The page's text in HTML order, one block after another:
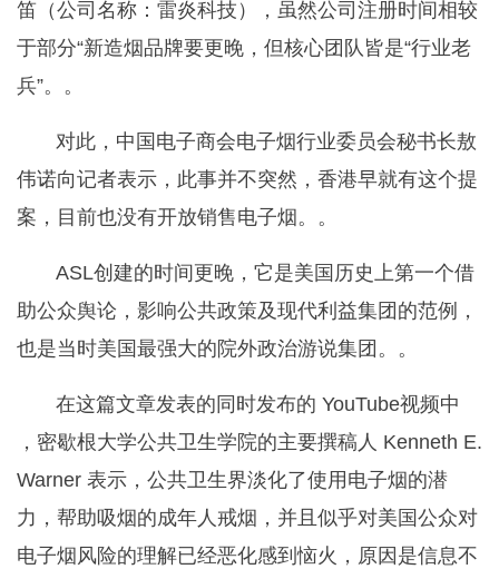
笛（公司名称：雷炎科技），虽然公司注册时间相较
于部分“新造烟品牌要更晚，但核心团队皆是“行业老
兵”。。
对此，中国电子商会电子烟行业委员会秘书长敖
伟诺向记者表示，此事并不突然，香港早就有这个提
案，目前也没有开放销售电子烟。。
ASL创建的时间更晚，它是美国历史上第一个借
助公众舆论，影响公共政策及现代利益集团的范例，
也是当时美国最强大的院外政治游说集团。。
在这篇文章发表的同时发布的 YouTube视频中
，密歇根大学公共卫生学院的主要撰稿人 Kenneth E.
Warner 表示，公共卫生界淡化了使用电子烟的潜
力，帮助吸烟的成年人戒烟，并且似乎对美国公众对
电子烟风险的理解已经恶化感到恼火，原因是信息不